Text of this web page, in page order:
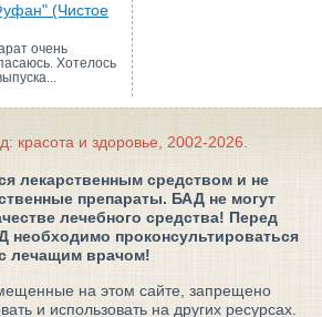
(Чистое
очень
Хотелось
красота и здоровье, 2002-2026.
лекарственным средством и не
препараты. БАД не могут
лечебного средства! Перед
необходимо проконсультироваться
лечащим врачом!
на этом сайте, запрещено
и использовать на других ресурсах.